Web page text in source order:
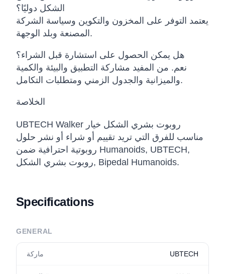
الشكل دوليًا؟
يعتمد التوفر على المخزون والتكوين وسياسة الشركة
المصنعة وبلد الوجهة.
هل يمكن الحصول على استشارة قبل الشراء؟
نعم. من المفيد مشاركة التطبيق والبيئة والكمية
والميزانية والجدول الزمني ومتطلبات التكامل.
الخلاصة
UBTECH Walker روبوت بشري الشكل خيار
مناسب للفرق التي تريد تقييم أو شراء أو نشر حلول
روبوتية احترافية ضمن Humanoids, UBTECH,
روبوت بشري الشكل, Bipedal Humanoids.
Specifications
GENERAL
ماركة UBTECH